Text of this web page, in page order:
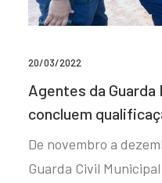
20/03/2022
Agentes da
concluem
De novembro a
Guarda Civil